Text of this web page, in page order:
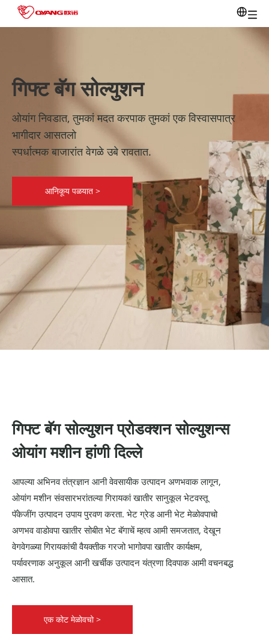
गिफ्ट बॅग सोल्युशन
ओयांग निवडात, तुमकां मदत करपाक तुमकां एक विस्वासपात्र
भागीदार आसतलो
स्पर्धात्मक बाजारांत वेगळे उबे रावतात.
आनिकूय पळयात >
गिफ्ट बॅग सोल्युशन प्रोडक्शन सोल्युशन्स
ओयांग मशीन हांणी दिल्ले
आपल्या अभिनव तंत्रज्ञान आनी वेवसायीक उत्पादन अणभवाक लागून,
ओयांग मशीन संवसारभरांतल्या गिरायकां खातीर सानुकूल भेटवस्तू
पॅकेजींग उत्पादन उपाय पुरवण करता. भेट ग्रेड आनी भेट मेळोवपाचो
अणभव वाडोवपा खातीर सोबीत भेट बॅगाचें म्हत्व आमी समजतात, देखून
वेगवेगळ्या गिरायकांची वैयक्तीक गरजो भागोवपा खातीर कार्यक्षम,
पर्यावरणाक अनुकूल आनी खर्चीक उत्पादन यंत्रणा दिवपाक आमी वचनबद्ध
आसात.
एक कोट मेळोवचो >